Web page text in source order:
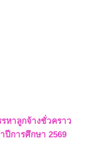
รหาลูกจ้างชั่วคราว
ปีการศึกษา 2569